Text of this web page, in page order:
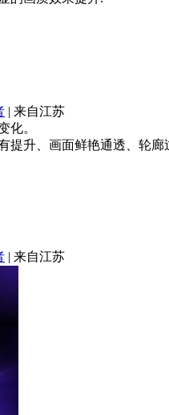
| 来自江苏
化。
升、画面鲜艳通透、轮廊
| 来自江苏